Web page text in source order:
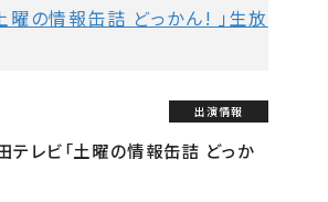
出演情報
テレビ「土曜の情報缶詰 どっか